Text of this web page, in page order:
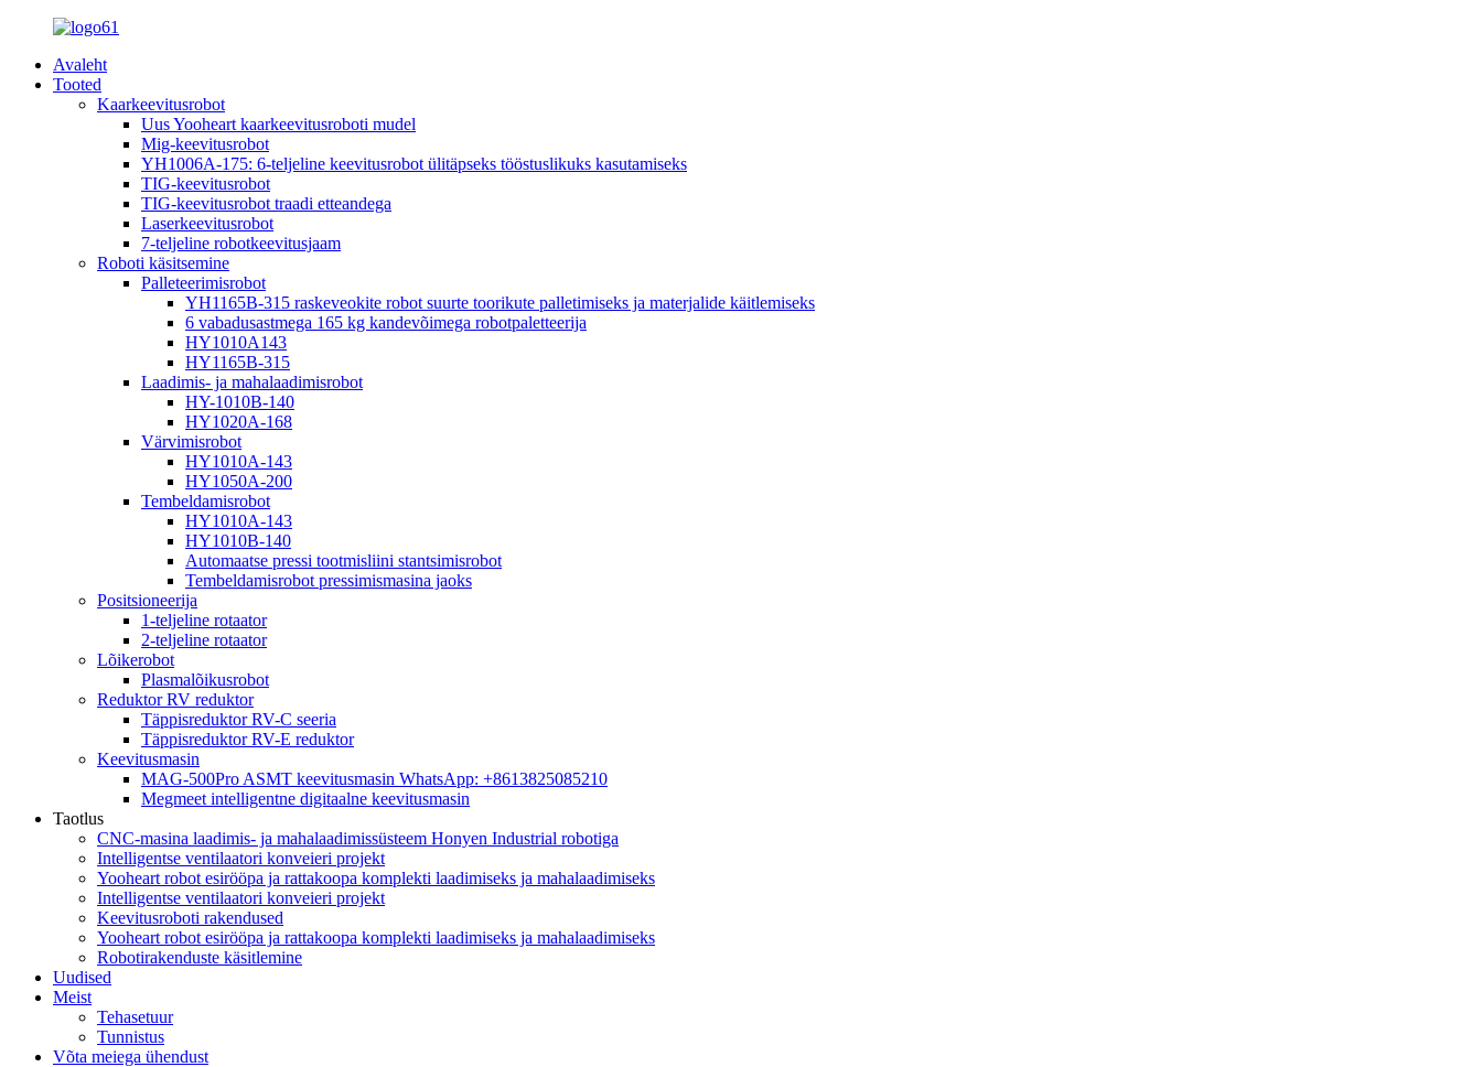
Avaleht
Tooted
Kaarkeevitusrobot
Uus Yooheart kaarkeevitusroboti mudel
Mig-keevitusrobot
YH1006A-175: 6-teljeline keevitusrobot ülitäpseks tööstuslikuks kasutamiseks
TIG-keevitusrobot
TIG-keevitusrobot traadi etteandega
Laserkeevitusrobot
7-teljeline robotkeevitusjaam
Roboti käsitsemine
Palleteerimisrobot
YH1165B-315 raskeveokite robot suurte toorikute palletimiseks ja materjalide käitlemiseks
6 vabadusastmega 165 kg kandevõimega robotpaletteerija
HY1010A143
HY1165B-315
Laadimis- ja mahalaadimisrobot
HY-1010B-140
HY1020A-168
Värvimisrobot
HY1010A-143
HY1050A-200
Tembeldamisrobot
HY1010A-143
HY1010B-140
Automaatse pressi tootmisliini stantsimisrobot
Tembeldamisrobot pressimismasina jaoks
Positsioneerija
1-teljeline rotaator
2-teljeline rotaator
Lõikerobot
Plasmalõikusrobot
Reduktor RV reduktor
Täppisreduktor RV-C seeria
Täppisreduktor RV-E reduktor
Keevitusmasin
MAG-500Pro ASMT keevitusmasin WhatsApp: +8613825085210
Megmeet intelligentne digitaalne keevitusmasin
Taotlus
CNC-masina laadimis- ja mahalaadimissüsteem Honyen Industrial robotiga
Intelligentse ventilaatori konveieri projekt
Yooheart robot esirööpa ja rattakoopa komplekti laadimiseks ja mahalaadimiseks
Intelligentse ventilaatori konveieri projekt
Keevitusroboti rakendused
Yooheart robot esirööpa ja rattakoopa komplekti laadimiseks ja mahalaadimiseks
Robotirakenduste käsitlemine
Uudised
Meist
Tehasetuur
Tunnistus
Võta meiega ühendust